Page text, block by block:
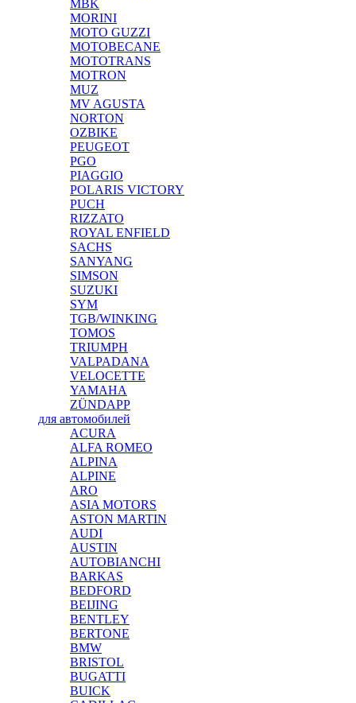
MBK
MORINI
MOTO GUZZI
MOTOBECANE
MOTOTRANS
MOTRON
MUZ
MV AGUSTA
NORTON
OZBIKE
PEUGEOT
PGO
PIAGGIO
POLARIS VICTORY
PUCH
RIZZATO
ROYAL ENFIELD
SACHS
SANYANG
SIMSON
SUZUKI
SYM
TGB/WINKING
TOMOS
TRIUMPH
VALPADANA
VELOCETTE
YAMAHA
ZÜNDAPP
для автомобилей
ACURA
ALFA ROMEO
ALPINA
ALPINE
ARO
ASIA MOTORS
ASTON MARTIN
AUDI
AUSTIN
AUTOBIANCHI
BARKAS
BEDFORD
BEIJING
BENTLEY
BERTONE
BMW
BRISTOL
BUGATTI
BUICK